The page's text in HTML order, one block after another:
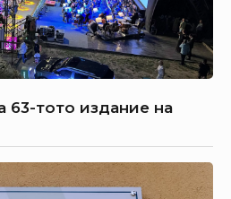
63-тото издание на